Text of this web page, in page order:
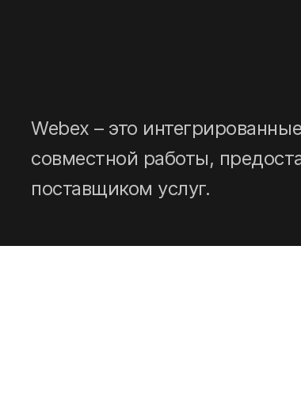
Webex – это
совместной работы,
поставщиком услуг.